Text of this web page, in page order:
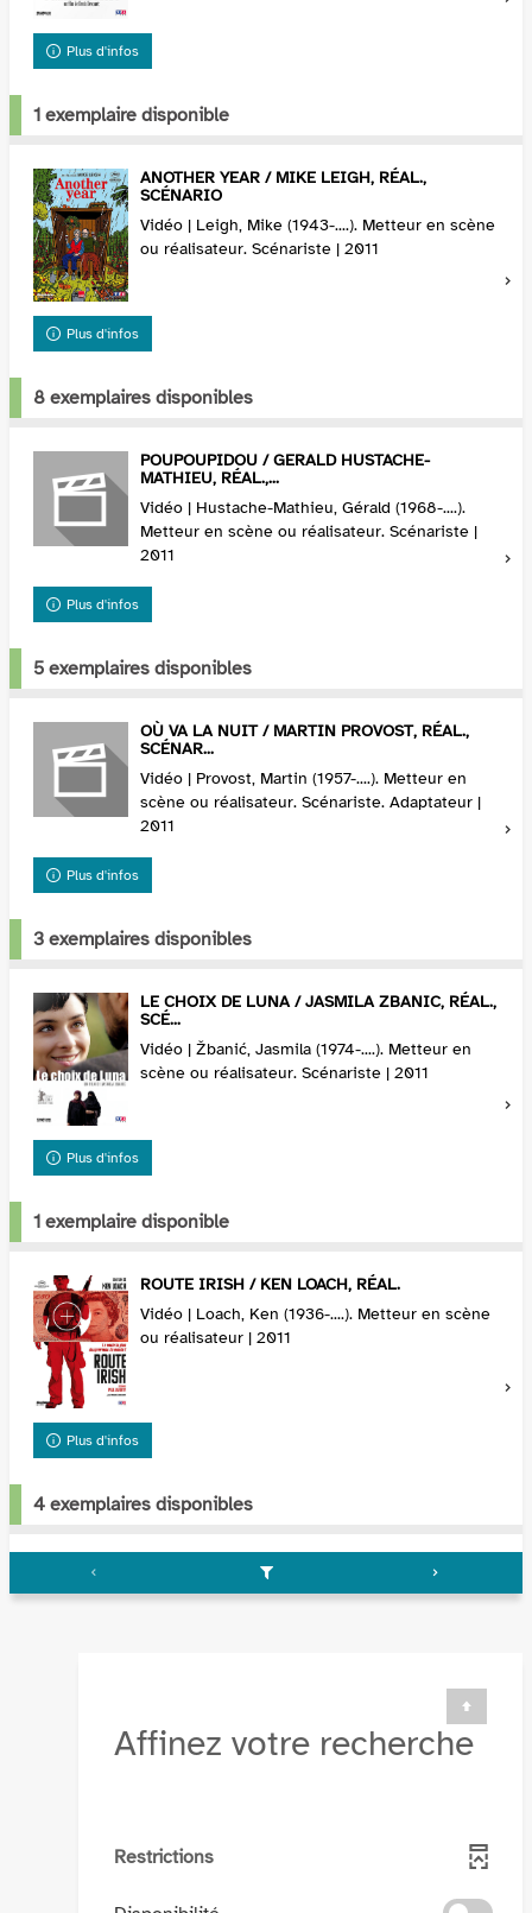
Plus d'infos
1 exemplaire disponible
ANOTHER YEAR / MIKE LEIGH, RÉAL.,
SCÉNARIO
Vidéo | Leigh, Mike (1943-....). Metteur en scène
ou réalisateur. Scénariste | 2011
Plus d'infos
8 exemplaires disponibles
POUPOUPIDOU / GERALD HUSTACHE-
MATHIEU, RÉAL.,...
Vidéo | Hustache-Mathieu, Gérald (1968-....).
Metteur en scène ou réalisateur. Scénariste |
2011
Plus d'infos
5 exemplaires disponibles
OÙ VA LA NUIT / MARTIN PROVOST, RÉAL.,
SCÉNAR...
Vidéo | Provost, Martin (1957-....). Metteur en
scène ou réalisateur. Scénariste. Adaptateur |
2011
Plus d'infos
3 exemplaires disponibles
LE CHOIX DE LUNA / JASMILA ZBANIC, RÉAL.,
SCÉ...
Vidéo | Žbanić, Jasmila (1974-....). Metteur en
scène ou réalisateur. Scénariste | 2011
Plus d'infos
1 exemplaire disponible
ROUTE IRISH / KEN LOACH, RÉAL.
Vidéo | Loach, Ken (1936-....). Metteur en scène
ou réalisateur | 2011
Plus d'infos
4 exemplaires disponibles
Affinez votre recherche
Restrictions